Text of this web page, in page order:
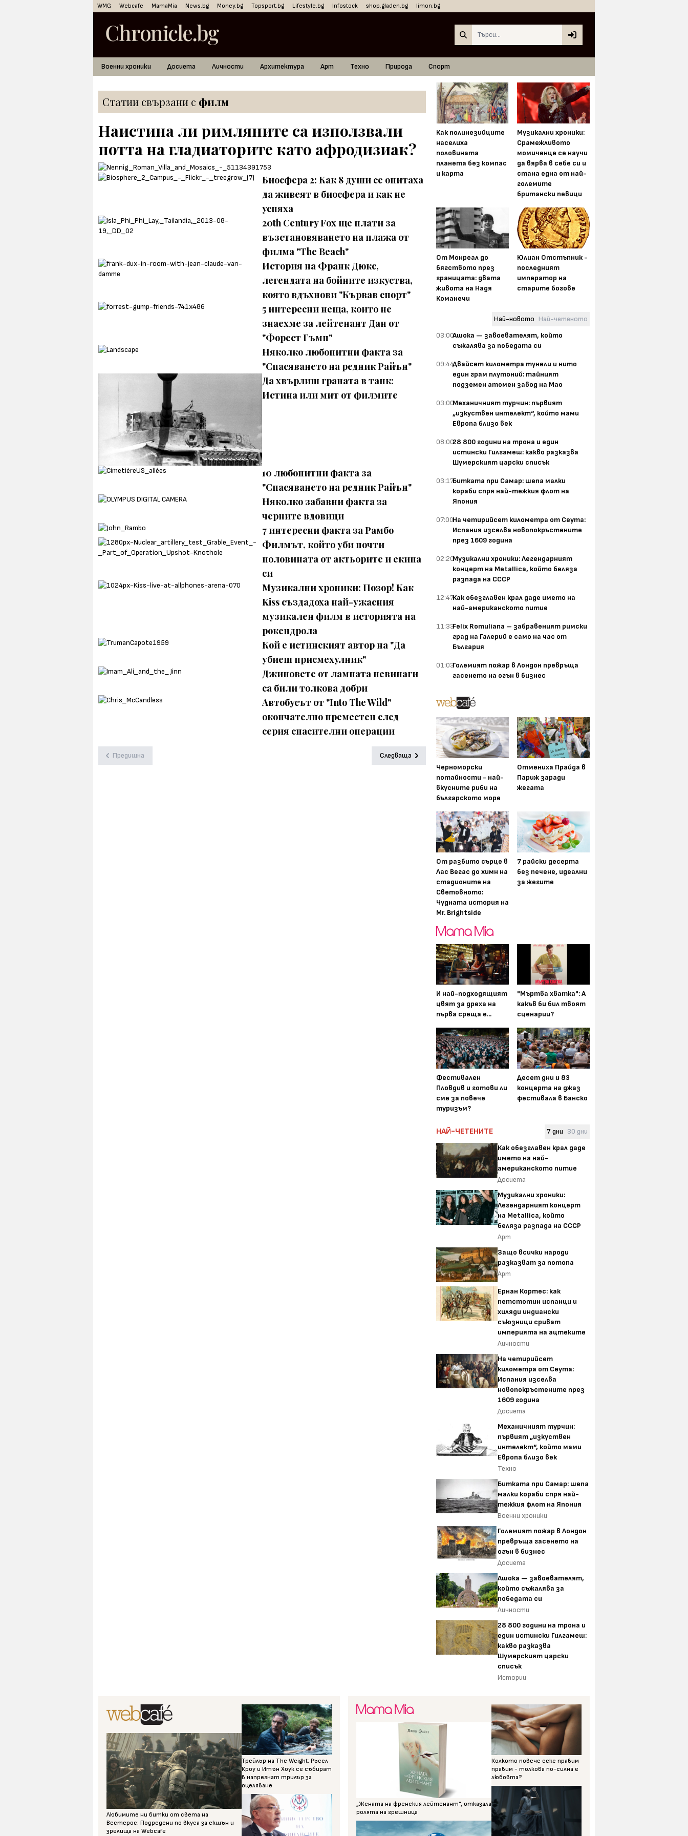
WMG Webcafe MamaMia News.bg Money.bg Topsport.bg Lifestyle.bg Infostock shop.gladen.bg limon.bg
Военни хроники Досиета Личности Архитектура Арт Техно Природа Спорт
Статии свързани с филм
Наистина ли римляните са използвали
потта на гладиаторите като афродизиак?
Биосфера 2: Как 8 души се опитаха
да живеят в биосфера и как не
успяха
20th Century Fox ще плати за
възстановяването на плажа от
филма "The Beach"
История на Франк Дюкс,
легендата на бойните изкуства,
която вдъхнови "Кървав спорт"
5 интересни неща, които не
знаехме за лейтенант Дан от
"Форест Гъмп"
Няколко любопитни факта за
"Спасяването на редник Райън"
Да хвърлиш граната в танк:
Истина или мит от филмите
10 любопитни факта за
"Спасяването на редник Райън"
Няколко забавни факта за
черните вдовици
7 интересни факта за Рамбо
Филмът, който уби почти
половината от актьорите и екипа
си
Музикални хроники: Позор! Как
Kiss създадоха най-ужасния
музикален филм в историята на
рокендрола
Кой е истинският автор на "Да
убиеш присмехулник"
Джиновете от лампата невинаги
са били толкова добри
Автобусът от "Into The Wild"
окончателно преместен след
серия спасителни операции
Предишна Следваща
Как полинезийците
населиха
половината
планета без компас
и карта
Музикални хроники:
Срамежливото
момиченце се научи
да вярва в себе си и
стана една от най-
големите
британски певици
От Монреал до
бягството през
границата: двата
живота на Надя
Команечи
Юлиан Отстъпник -
последният
император на
старите богове
Най-новото Най-четеното
03:00Ашока — завоевателят, който
съжалява за победата си
09:44Двайсет километра тунели и нито
един грам плутоний: тайният
подземен атомен завод на Мао
03:00Механичният турчин: първият
„изкуствен интелект“, който мами
Европа близо век
08:0028 800 години на трона и един
истински Гилгамеш: какво разказва
Шумерският царски списък
03:17Битката при Самар: шепа малки
кораби спря най-тежкия флот на
Япония
07:00На четирийсет километра от Сеута:
Испания изселва новопокръстените
през 1609 година
02:20Музикални хроники: Легендарният
концерт на Metallica, който беляза
разпада на СССР
12:47Как обезглавен крал даде името на
най-американското питие
11:33Felix Romuliana – забравеният римски
град на Галерий е само на час от
България
01:03Големият пожар в Лондон превръща
гасенето на огън в бизнес
Черноморски
потайности - най-
вкусните риби на
българското море
Отмениха Прайда в
Париж заради
жегата
От разбито сърце в
Лас Вегас до химн на
стадионите на
Световното:
Чудната история на
Mr. Brightside
7 райски десерта
без печене, идеални
за жегите
И най-подходящият
цвят за дреха на
първа среща е...
"Мъртва хватка": А
какъв би бил твоят
сценарии?
Фестивален
Пловдив и готови ли
сме за повече
туризъм?
Десет дни и 83
концерта на джаз
фестивала в Банско
НАЙ-ЧЕТЕНИТЕ 7 дни 30 дни
Как обезглавен крал даде
името на най-
американското питие
Досиета
Музикални хроники:
Легендарният концерт
на Metallica, който
беляза разпада на СССР
Арт
Защо всички народи
разказват за потопа
Арт
Ернан Кортес: как
петстотин испанци и
хиляди индиански
съюзници сриват
империята на ацтеките
Личности
На четирийсет
километра от Сеута:
Испания изселва
новопокръстените през
1609 година
Досиета
Механичният турчин:
първият „изкуствен
интелект“, който мами
Европа близо век
Техно
Битката при Самар: шепа
малки кораби спря най-
тежкия флот на Япония
Военни хроники
Големият пожар в Лондон
превръща гасенето на
огън в бизнес
Досиета
Ашока — завоевателят,
който съжалява за
победата си
Личности
28 800 години на трона и
един истински Гилгамеш:
какво разказва
Шумерският царски
списък
Истории
Любимите ни битки от света на
Вестерос: Подредени по вкуса за екшън и
зрелища на Webcafe
Трейлър на The Weight: Ръсел
Кроу и Итън Хоук се събират
в напрегнат трилър за
оцеляване
„Жената на френския лейтенант“, отказала
ролята на грешница
Колкото повече секс правим
правим - толкова по-силна е
любовта?